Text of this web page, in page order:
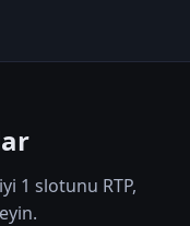
1 slotunu RTP,